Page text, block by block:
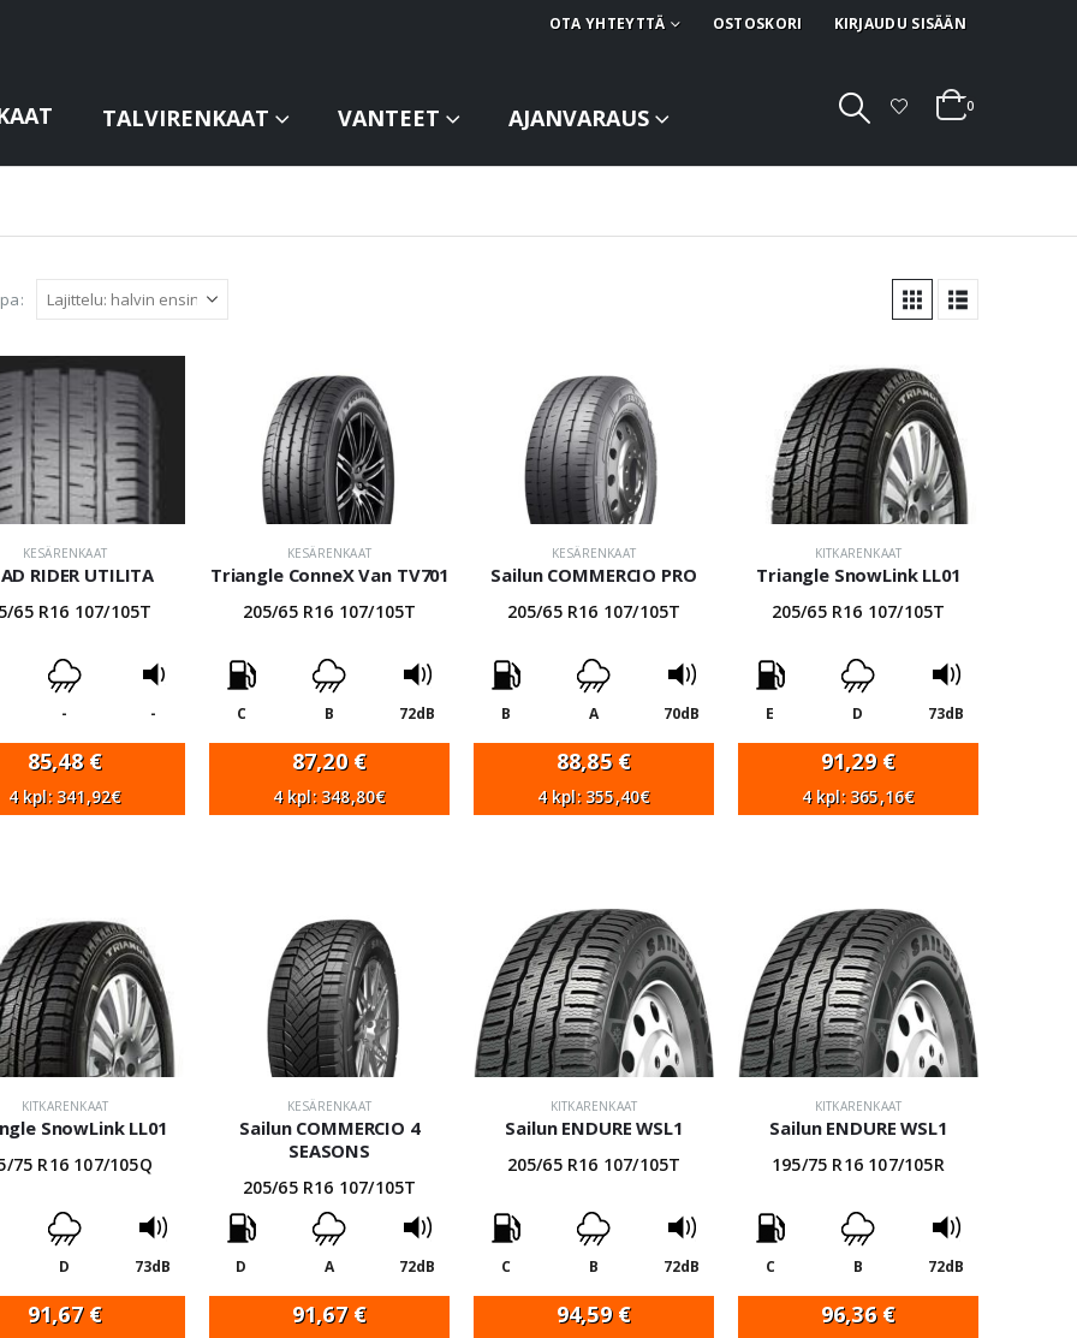
OTA YHTEYTTÄ OSTOSKORI KIRJAUDU SISÄÄN
TALVIRENKAAT VANTEET AJANVARAUS 0
KESÄRENKAAT
RIDER UTILITA
65 R16 107/105T
- -
85,48 €
4 kpl: 341,92€
KESÄRENKAAT
Triangle ConneX Van TV701
205/65 R16 107/105T
C B 72dB
87,20 €
4 kpl: 348,80€
KESÄRENKAAT
Sailun COMMERCIO PRO
205/65 R16 107/105T
B A 70dB
88,85 €
4 kpl: 355,40€
KITKARENKAAT
Triangle SnowLink LL01
205/65 R16 107/105T
E D 73dB
91,29 €
4 kpl: 365,16€
KITKARENKAAT
SnowLink LL01
75 R16 107/105Q
D 73dB
91,67 €
KESÄRENKAAT
Sailun COMMERCIO 4
SEASONS
205/65 R16 107/105T
D A 72dB
91,67 €
KITKARENKAAT
Sailun ENDURE WSL1
205/65 R16 107/105T
C B 72dB
94,59 €
KITKARENKAAT
Sailun ENDURE WSL1
195/75 R16 107/105R
C B 72dB
96,36 €